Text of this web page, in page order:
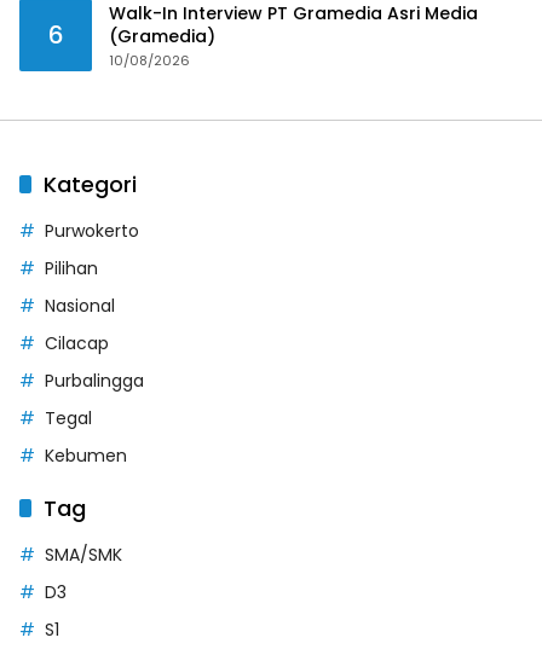
6
Walk-In Interview PT Gramedia Asri Media
(Gramedia)
10/08/2026
Kategori
Purwokerto
Pilihan
Nasional
Cilacap
Purbalingga
Tegal
Kebumen
Tag
SMA/SMK
D3
S1